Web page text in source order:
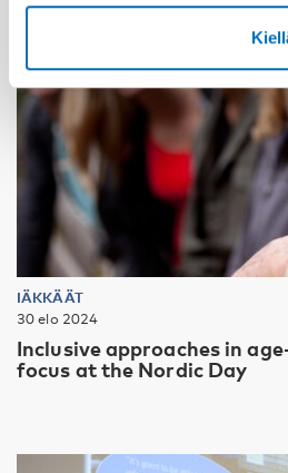
IÄKKÄÄT
30 elo 2024
Inclusive approaches in
focus at the Nordic Day